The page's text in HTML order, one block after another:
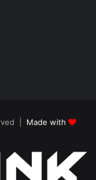
| Made with